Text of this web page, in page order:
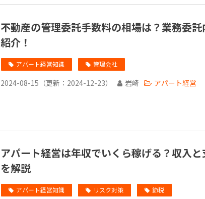
不動産の管理委託手数料の相場は？業務委
紹介！
アパート経営知識 管理会社
2024-08-15 （更新： 2024-12-23） 岩崎 アパート経営
アパート経営は年収でいくら稼げる？収入
を解説
アパート経営知識 リスク対策 節税